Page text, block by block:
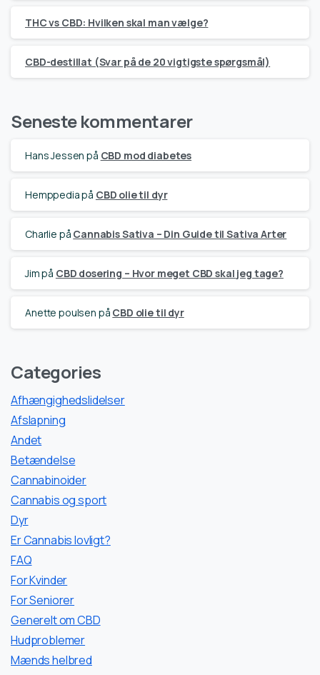
THC vs CBD: Hvilken skal man vælge?
CBD-destillat (Svar på de 20 vigtigste spørgsmål)
Seneste kommentarer
Hans Jessen på CBD mod diabetes
Hemppediapå CBD olie til dyr
Charlie på Cannabis Sativa – Din Guide til Sativa Arter
Jimpå CBD dosering – Hvor meget CBD skal jeg tage?
Anette poulsen på CBD olie til dyr
Categories
Afhængighedslidelser
Afslapning
Andet
Betændelse
Cannabinoider
Cannabis og sport
Dyr
Er Cannabis lovligt?
FAQ
For Kvinder
For Seniorer
Generelt om CBD
Hudproblemer
Mænds helbred